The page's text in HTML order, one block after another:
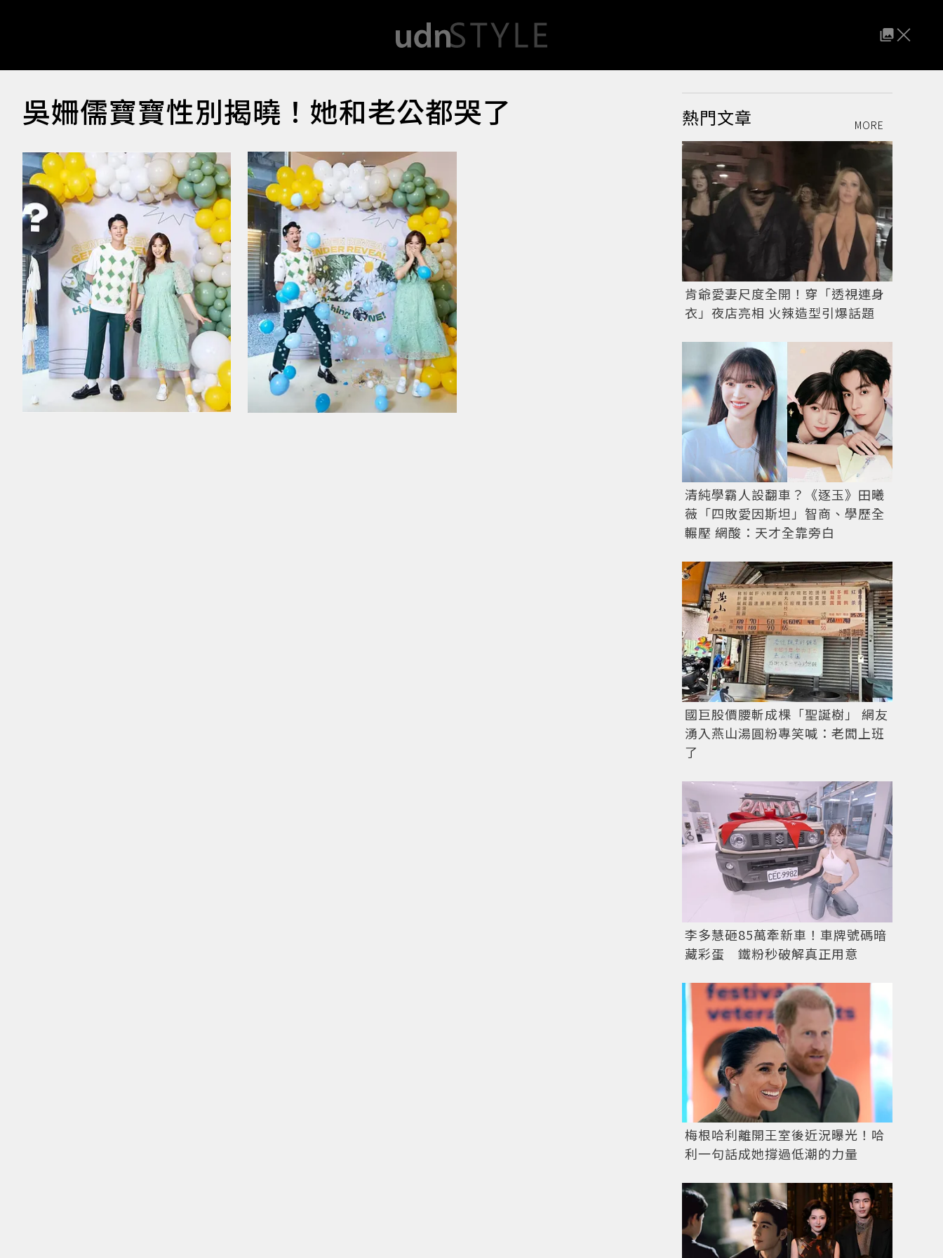
吳姍儒寶寶性別揭曉！她和老公都哭了 熱門文章 MORE
肯爺愛妻尺度全開！穿「透視連身
衣」夜店亮相 火辣造型引爆話題
清純學霸人設翻車？《逐玉》田曦
薇「四敗愛因斯坦」智商、學歷全
輾壓 網酸：天才全靠旁白
國巨股價腰斬成棵「聖誕樹」 網友
湧入燕山湯圓粉專笑喊：老闆上班
了
李多慧砸85萬牽新車！車牌號碼暗
藏彩蛋 鐵粉秒破解真正用意
梅根哈利離開王室後近況曝光！哈
利一句話成她撐過低潮的力量